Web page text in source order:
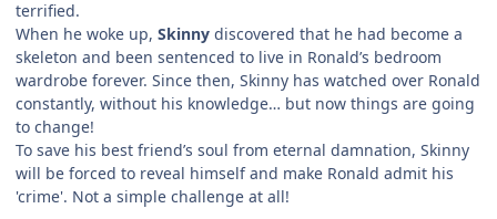
terrified.
When he woke up, Skinny discovered that he had become a
skeleton and been sentenced to live in Ronald’s bedroom
wardrobe forever. Since then, Skinny has watched over Ronald
constantly, without his knowledge… but now things are going
to change!
To save his best friend’s soul from eternal damnation, Skinny
will be forced to reveal himself and make Ronald admit his
'crime'. Not a simple challenge at all!